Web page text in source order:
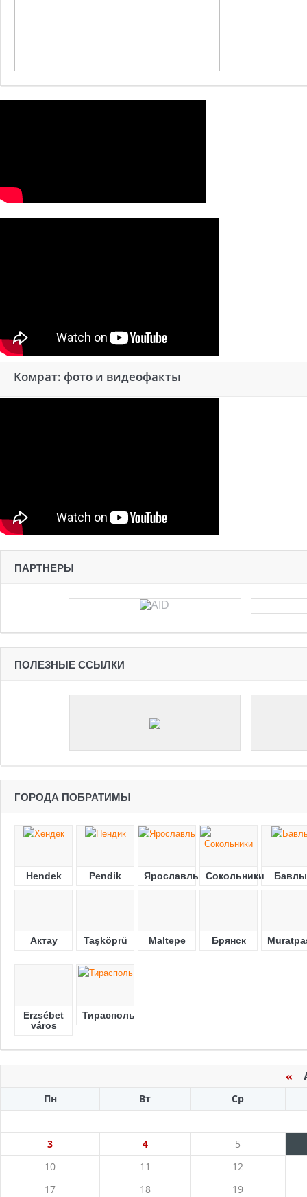
Комрат: фото и видеофакты
ПАРТНЕРЫ
ПОЛЕЗНЫЕ ССЫЛКИ
ГОРОДА ПОБРАТИМЫ
Hendek Pendik Ярославль Сокольники Бавлы
Актау Taşköprü Maltepe Брянск
Erzsébet
város
Тирасполь
«
Пн Вт Ср
3 4
5
10
11
12
17
18
19